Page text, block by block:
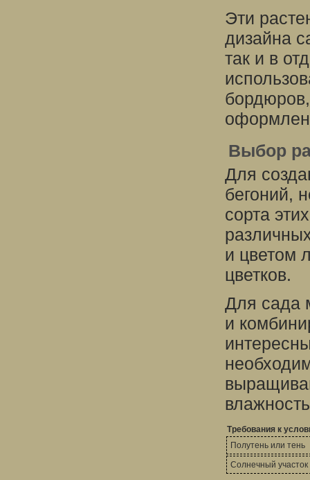
Эти
дизайна
так и в
Выбор
Для
бегоний,
сорта
и цветом
цветков.
Для сада
и
Требования к
Полутень или тень
Солнечный